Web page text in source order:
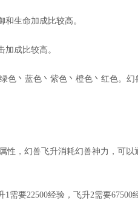
生命加成比较高。
成比较高。
色丶蓝色丶紫色丶橙色丶红色。幻
性，幻兽飞升消耗幻兽神力，可
需要22500经验，飞升2需要67500